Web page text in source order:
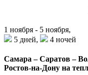
1 ноября - 5 ноября,
5 дней,
4 ночей
Самара – Саратов –
Ростов-на-Дону на